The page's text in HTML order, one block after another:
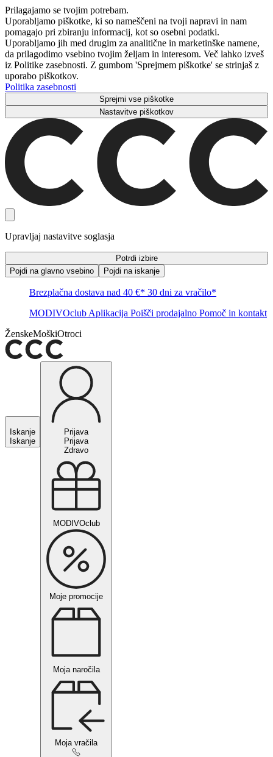
Prilagajamo se tvojim potrebam.
Uporabljamo piškotke, ki so nameščeni na tvoji napravi in ​​nam
pomagajo pri zbiranju informacij, kot so osebni podatki.
Uporabljamo jih med drugim za analitične in marketinške namene,
da prilagodimo vsebino tvojim željam in interesom. Več lahko izveš
iz Politike zasebnosti. Z gumbom 'Sprejmem piškotke' se strinjaš z
uporabo piškotkov.
Politika zasebnosti
Sprejmi vse piškotke
Nastavitve piškotkov
Upravljaj nastavitve soglasja
Potrdi izbire
Pojdi na glavno vsebino
Pojdi na iskanje
Brezplačna dostava nad 40 €* 30 dni za vračilo*
MODIVOclub Aplikacija Poišči prodajalno Pomoč in kontakt
ŽenskeMoškiOtroci
Iskanje
Iskanje
Prijava
Prijava
Zdravo
MODIVOclub
Moje promocije
Moja naročila
Moja vračila